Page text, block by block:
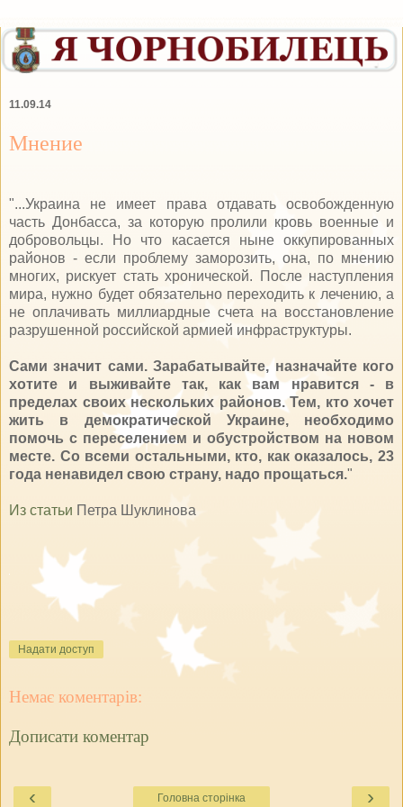
11.09.14
Мнение
"...Украина не имеет права отдавать освобожденную
часть Донбасса, за которую пролили кровь военные и
добровольцы. Но что касается ныне оккупированных
районов - если проблему заморозить, она, по мнению
многих, рискует стать хронической. После наступления
мира, нужно будет обязательно переходить к лечению, а
не оплачивать миллиардные счета на восстановление
разрушенной российской армией инфраструктуры.
Сами значит сами. Зарабатывайте, назначайте кого
хотите и выживайте так, как вам нравится - в
пределах своих нескольких районов. Тем, кто хочет
жить в демократической Украине, необходимо
помочь с переселением и обустройством на новом
месте. Со всеми остальными, кто, как оказалось, 23
года ненавидел свою страну, надо прощаться."
Из статьи Петра Шуклинова
h
e
"
Надати доступ
Немає коментарів:
Дописати коментар
‹ ›
Головна сторінка